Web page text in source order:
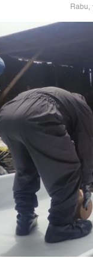
Rabu,